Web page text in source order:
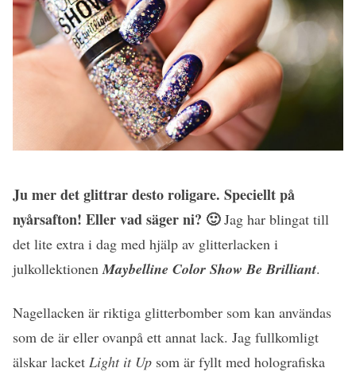
Ju mer det glittrar desto roligare. Speciellt på
nyårsafton! Eller vad säger ni? 🙂Jag har blingat till
det lite extra i dag med hjälp av glitterlacken i
julkollektionenMaybelline Color Show Be Brilliant.
Nagellacken är riktiga glitterbomber som kan användas
som de är eller ovanpå ett annat lack. Jag fullkomligt
älskar lacket Light it Up som är fyllt med holografiska